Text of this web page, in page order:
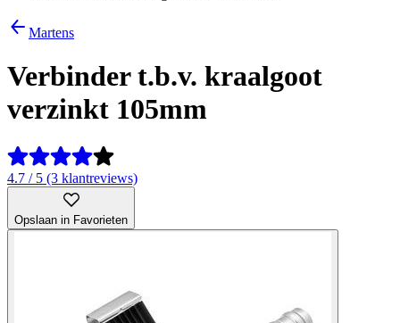
Martens
Verbinder t.b.v. kraalgoot
verzinkt 105mm
4.7 / 5 (3 klantreviews)
Opslaan in Favorieten